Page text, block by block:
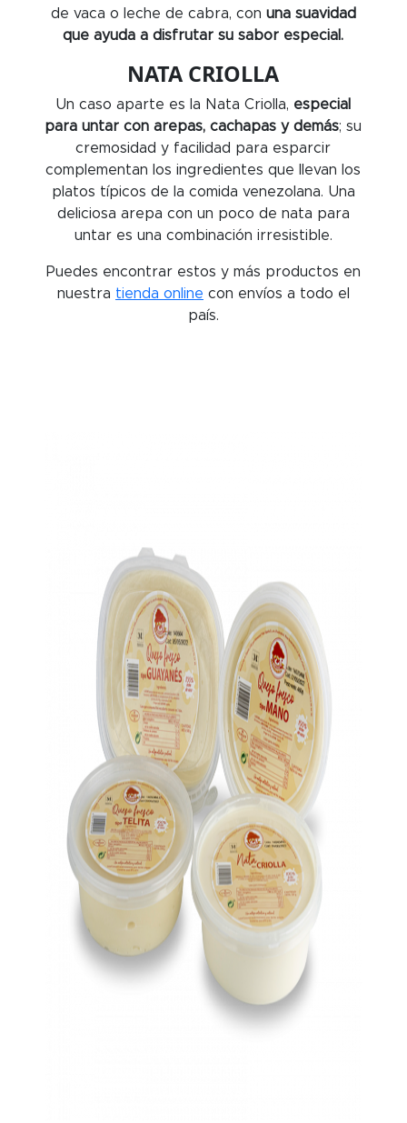
de vaca o leche de cabra, con una suavidad
que ayuda a disfrutar su sabor especial.
NATA CRIOLLA
Un caso aparte es la Nata Criolla, especial
para untar con arepas, cachapas y demás; su
cremosidad y facilidad para esparcir
complementan los ingredientes que llevan los
platos típicos de la comida venezolana. Una
deliciosa arepa con un poco de nata para
untar es una combinación irresistible.
Puedes encontrar estos y más productos en
nuestra tienda online con envíos a todo el
país.